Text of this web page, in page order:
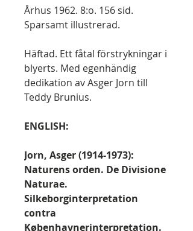
Århus 1962. 8:o. 156 sid.
Sparsamt illustrerad.
Häftad. Ett fåtal förstrykningar i
blyerts. Med egenhändig
dedikation av Asger Jorn till
Teddy Brunius.
ENGLISH:
Jorn, Asger (1914-1973):
Naturens orden. De Divisione
Naturae.
Silkeborginterpretation
contra
Københavnerinterpretation.